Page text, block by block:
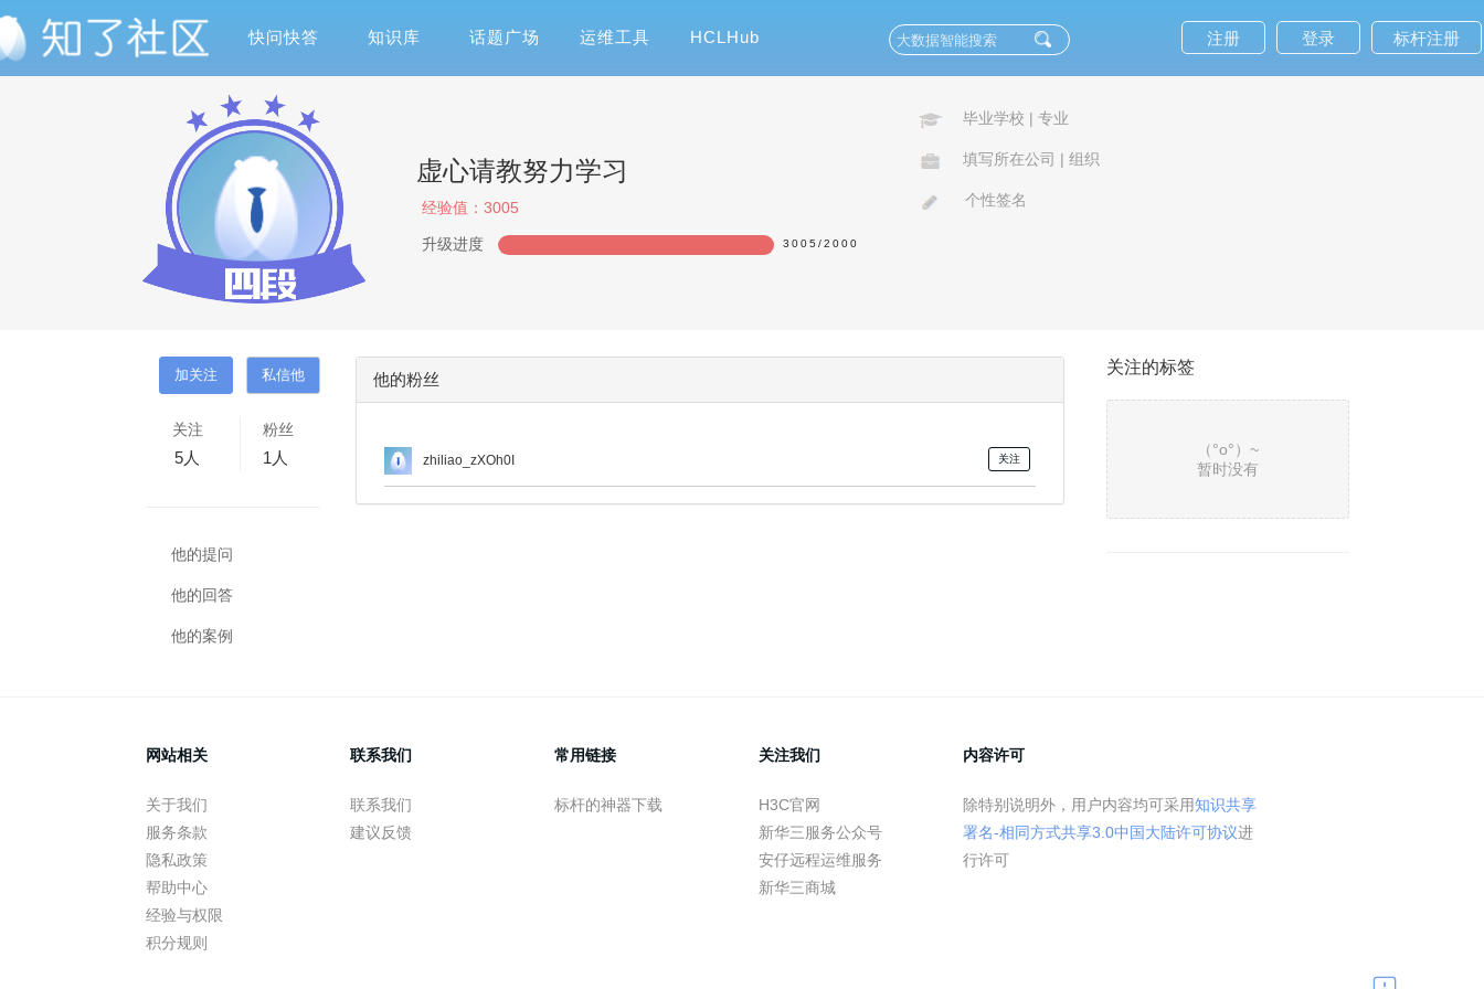
快问快答 知识库 话题广场 运维工具 HCLHub 标杆注册
登录
注册
虚心请教努力学习
经验值： 3005
升级进度 3005 /2000
毕业学校 | 专业
填写所在公司 | 组织
个性签名
关注
5人
粉丝
1 人
他的提问
他的回答
他的案例
他的粉丝
zhiliao_zXOh0I
关注的标签
（°ο°）~
暂时没有
网站相关
关于我们
服务条款
隐私政策
帮助中心
经验与权限
积分规则
联系我们
联系我们
建议反馈
常用链接
标杆的神器下载
关注我们
H3C官网
新华三服务公众号
安仔远程运维服务
新华三商城
内容许可
除特别说明外，用户内容均可采用知识共享
署名-相同方式共享3.0中国大陆许可协议进
行许可